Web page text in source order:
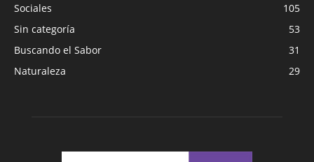
Sociales
105
Sin categoría
53
Buscando el Sabor
31
Naturaleza
29